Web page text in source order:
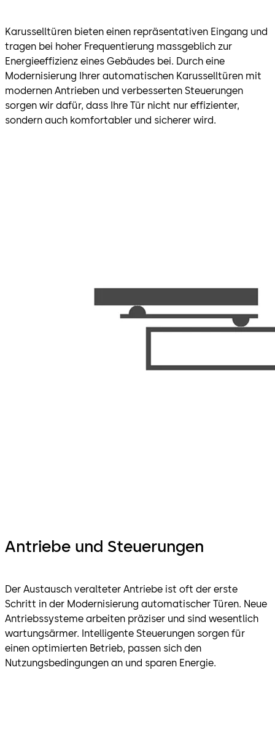
Karusselltüren bieten einen repräsentativen Eingang und
tragen bei hoher Frequentierung massgeblich zur
Energieeffizienz eines Gebäudes bei. Durch eine
Modernisierung Ihrer automatischen Karusselltüren mit
modernen Antrieben und verbesserten Steuerungen
sorgen wir dafür, dass Ihre Tür nicht nur effizienter,
sondern auch komfortabler und sicherer wird.
Antriebe und Steuerungen
Der Austausch veralteter Antriebe ist oft der erste
Schritt in der Modernisierung automatischer Türen. Neue
Antriebssysteme arbeiten präziser und sind wesentlich
wartungsärmer. Intelligente Steuerungen sorgen für
einen optimierten Betrieb, passen sich den
Nutzungsbedingungen an und sparen Energie.